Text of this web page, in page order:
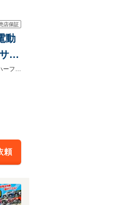
店保証
動
ー★グループ約３０，０００台の在庫から取り寄せ可能！★届出済未使用車 両側電動ドア バックカメラ 衝突軽減 ハーフレザーシート シートヒーター
頼